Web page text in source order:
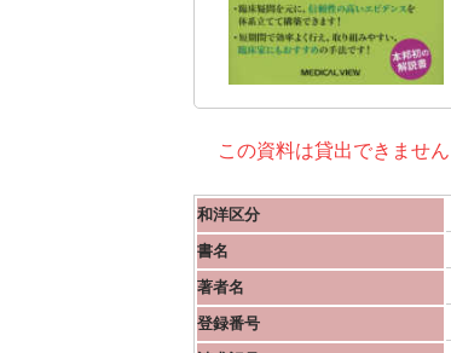
この資料は貸出できません
和洋区分
書名
著者名
登録番号